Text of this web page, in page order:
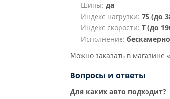
Шипы: да
Индекс нагрузки: 75 (до
Индекс скорости: T (до
Исполнение:
Можно заказать в
Вопросы и ответы
Для каких авто подходит?